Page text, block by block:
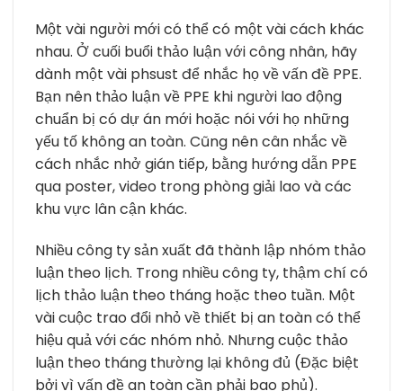
Một vài người mới có thể có một vài cách khác
nhau. Ở cuối buổi thảo luận với công nhân, hãy
dành một vài phsust để nhắc họ về vấn đề PPE.
Bạn nên thảo luận về PPE khi người lao động
chuẩn bị có dự án mới hoặc nói với họ những
yếu tố không an toàn. Cũng nên cân nhắc về
cách nhắc nhở gián tiếp, bằng hướng dẫn PPE
qua poster, video trong phòng giải lao và các
khu vực lân cận khác.
Nhiều công ty sản xuất đã thành lập nhóm thảo
luận theo lịch. Trong nhiều công ty, thậm chí có
lịch thảo luận theo tháng hoặc theo tuần. Một
vài cuộc trao đổi nhỏ về thiết bị an toàn có thể
hiệu quả với các nhóm nhỏ. Nhưng cuộc thảo
luận theo tháng thường lại không đủ (Đặc biệt
bởi vì vấn đề an toàn cần phải bao phủ).